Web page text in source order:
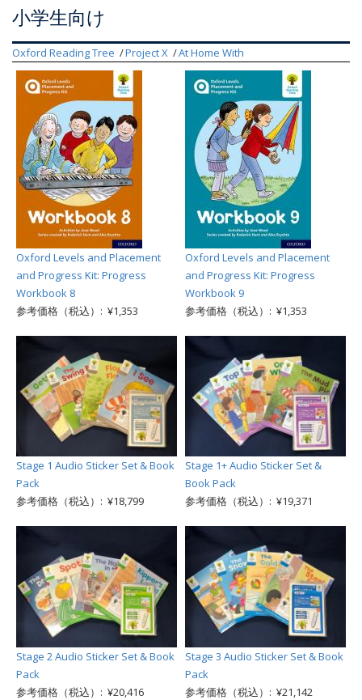
小学生向け
Oxford Reading Tree Project X At Home With
Oxford Levels and Placement
and Progress Kit: Progress
Workbook 8
参考価格（税込）: ¥1,353
Oxford Levels and Placement
and Progress Kit: Progress
Workbook 9
参考価格（税込）: ¥1,353
Stage 1 Audio Sticker Set & Book
Pack
参考価格（税込）: ¥18,799
Stage 1+ Audio Sticker Set &
Book Pack
参考価格（税込）: ¥19,371
Stage 2 Audio Sticker Set & Book
Pack
参考価格（税込）: ¥20,416
Stage 3 Audio Sticker Set & Book
Pack
参考価格（税込）: ¥21,142